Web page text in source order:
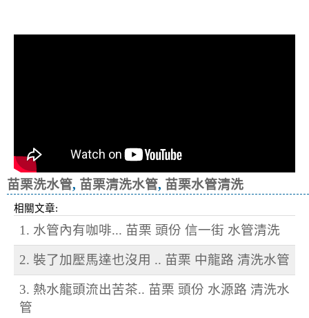
苗栗洗水管, 苗栗清洗水管, 苗栗水管清洗
相關文章:
1. 水管內有咖啡... 苗栗 頭份 信一街 水管清洗
2. 裝了加壓馬達也沒用 .. 苗栗 中龍路 清洗水管
3. 熱水龍頭流出苦茶.. 苗栗 頭份 水源路 清洗水
管